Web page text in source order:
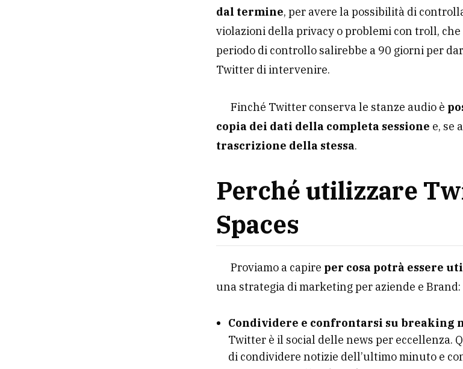
dal termine, per avere la possibilità di
violazioni della privacy o problemi con troll,
periodo di controllo salirebbe a 90 giorni per
Twitter di intervenire.
Finché Twitter conserva le stanze audio è
copia dei dati della completa sessione e, se
trascrizione della stessa.
Perché utilizzare
Spaces
Proviamo a capire per cosa potrà essere
una strategia di marketing per aziende e Brand:
Condividere e confrontarsi su breaking
Twitter è il social delle news per eccellenza.
di condividere notizie dell’ultimo minuto e